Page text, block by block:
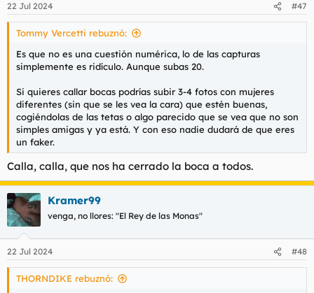
e
s
22 Jul 2024 #47
Tommy Vercetti rebuznó:
Es que no es una cuestión numérica, lo de las capturas
simplemente es ridículo. Aunque subas 20.
Si quieres callar bocas podrías subir 3-4 fotos con mujeres
diferentes (sin que se les vea la cara) que estén buenas,
cogiéndolas de las tetas o algo parecido que se vea que no son
simples amigas y ya está. Y con eso nadie dudará de que eres
un faker.
Calla, calla, que nos ha cerrado la boca a todos.
Kramer99
venga, no llores: "El Rey de las Monas"
22 Jul 2024 #48
THORNDIKE rebuznó: